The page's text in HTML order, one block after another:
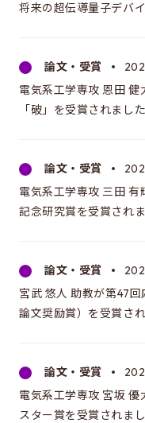
将来の超伝導量子デバ
論文・受賞
電気系工学専攻 恩田
「破」を受賞されました
論文・受賞
電気系工学専攻 三田
記念研究賞を受賞され
論文・受賞
宮武 悠人 助教が第47
論文奨励賞）を受賞さ
論文・受賞
電気系工学専攻 宮坂
スター賞を受賞されま